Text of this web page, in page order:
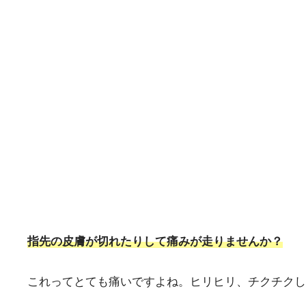
指先の皮膚が切れたりして痛みが走りませんか？
これってとても痛いですよね。ヒリヒリ、チクチク